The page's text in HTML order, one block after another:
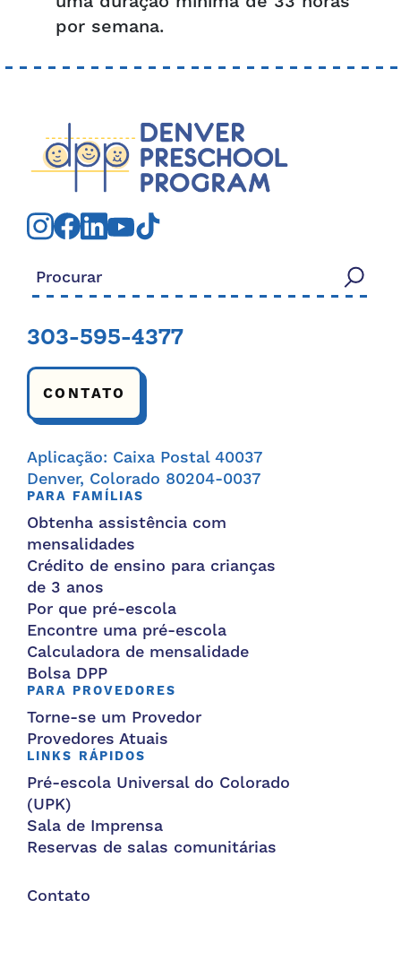
por semana.
Procurar:
303-595-4377
CONTATO
Aplicação: Caixa Postal 40037
Denver, Colorado 80204-0037
PARA FAMÍLIAS
Obtenha assistência com
mensalidades
Crédito de ensino para crianças
de 3 anos
Por que pré-escola
Encontre uma pré-escola
Calculadora de mensalidade
Bolsa DPP
PARA PROVEDORES
Torne-se um Provedor
Provedores Atuais
LINKS RÁPIDOS
Pré-escola Universal do Colorado
(UPK)
Sala de Imprensa
Reservas de salas comunitárias
Contato